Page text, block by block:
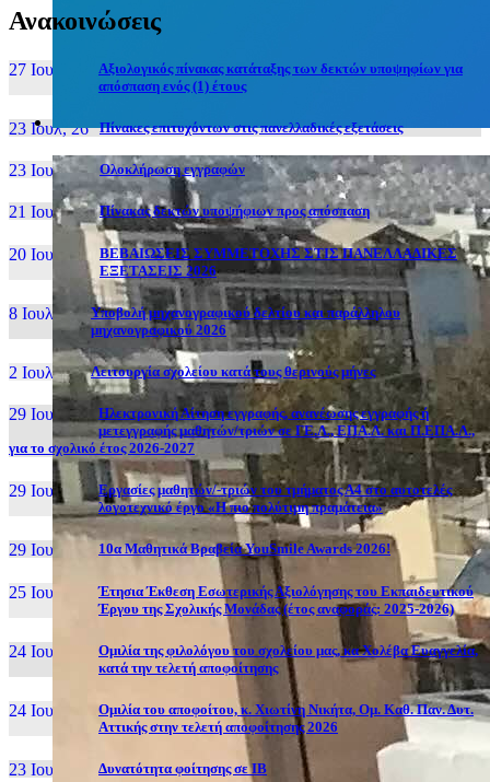
Ανακοινώσεις
27 Ιουν, 26
Αξιολογικός πίνακας κατάταξης των δεκτών υποψηφίων για
απόσπαση ενός (1) έτους
23 Ιουλ, 26 Πίνακες επιτυχόντων στις πανελλαδικές εξετάσεις
23 Ιουλ, 26 Ολοκλήρωση εγγραφών
21 Ιουλ, 26 Πίνακας δεκτών υποψήφιων προς απόσπαση
20 Ιουλ, 26
ΒΕΒΑΙΩΣΕΙΣ ΣΥΜΜΕΤΟΧΗΣ ΣΤΙΣ ΠΑΝΕΛΛΑΔΙΚΕΣ
ΕΞΕΤΑΣΕΙΣ 2026
8 Ιουλ, 26
Υποβολή μηχανογραφικού δελτίου και παράλληλου
μηχανογραφικού 2026
2 Ιουλ, 26 Λειτουργία σχολείου κατά τους θερινούς μήνες
29 Ιουν, 26
Ηλεκτρονική Αίτηση εγγραφής, ανανέωσης εγγραφής ή
μετεγγραφής μαθητών/τριών σε ΓΕ.Λ., ΕΠΑ.Λ. και Π.ΕΠΑ.Λ.,
για το σχολικό έτος 2026-2027
29 Ιουν, 26
Εργασίες μαθητών/-τριών του τμήματος Α4 στο αυτοτελές
λογοτεχνικό έργο «Η πιο πολύτιμη πραμάτεια»
29 Ιουν, 26 10α Μαθητικά Βραβεία YouSmile Awards 2026!
25 Ιουν, 26
Έτησια Έκθεση Εσωτερικής Αξιολόγησης του Εκπαιδευτικού
Έργου της Σχολικής Μονάδας (έτος αναφοράς: 2025-2026)
24 Ιουν, 26
Ομιλία της φιλολόγου του σχολείου μας, κα Χολέβα Ευαγγελία,
κατά την τελετή αποφοίτησης
24 Ιουν, 26
Ομιλία του αποφοίτου, κ. Χιωτίνη Νικήτα, Ομ. Καθ. Παν. Δυτ.
Αττικής στην τελετή αποφοίτησης 2026
23 Ιουν, 26 Δυνατότητα φοίτησης σε ΙΒ